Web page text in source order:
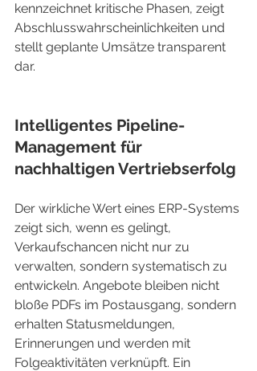
kennzeichnet kritische Phasen, zeigt
Abschlusswahrscheinlichkeiten und
stellt geplante Umsätze transparent
dar.
Intelligentes Pipeline-
Management für
nachhaltigen Vertriebserfolg
Der wirkliche Wert eines ERP-Systems
zeigt sich, wenn es gelingt,
Verkaufschancen nicht nur zu
verwalten, sondern systematisch zu
entwickeln. Angebote bleiben nicht
bloße PDFs im Postausgang, sondern
erhalten Statusmeldungen,
Erinnerungen und werden mit
Folgeaktivitäten verknüpft. Ein